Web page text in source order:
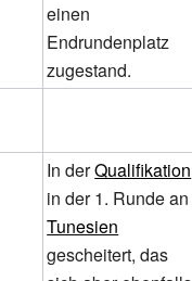
einen
Endrundenplatz
zugestand.
In derQualifikation
in der 1. Runde an
Tunesien
gescheitert, das